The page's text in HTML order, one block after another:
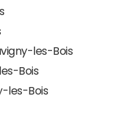
les-Bois
Bois
les-Bois